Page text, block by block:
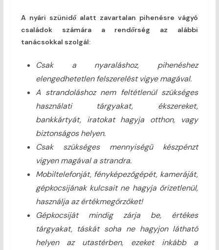
A nyári szünidő alatt zavartalan pihenésre vágyó
családok számára a rendőrség az alábbi
tanácsokkal szolgál:
Csak a nyaraláshoz, pihenéshez
elengedhetetlen felszerelést vigye magával.
A strandoláshoz nem feltétlenül szükséges
használati tárgyakat, ékszereket,
bankkártyát, iratokat hagyja otthon, vagy
biztonságos helyen.
Csak szükséges mennyiségű készpénzt
vigyen magával a strandra.
Mobiltelefonját, fényképezőgépét, kameráját,
gépkocsijának kulcsait ne hagyja őrizetlenül,
használja az értékmegőrzőket!
Gépkocsiját mindig zárja be, értékes
tárgyakat, táskát soha ne hagyjon látható
helyen az utastérben, ezeket inkább a